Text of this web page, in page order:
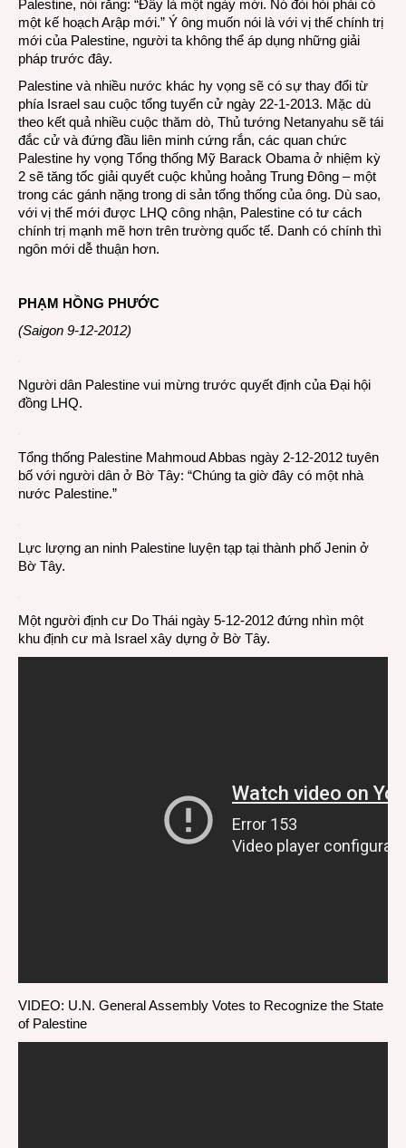
Palestine, nói rằng: “Đây là một ngày mới. Nó đòi hỏi phải có
một kế hoạch Arập mới.” Ý ông muốn nói là với vị thế chính trị
mới của Palestine, người ta không thể áp dụng những giải
pháp trước đây.
Palestine và nhiều nước khác hy vọng sẽ có sự thay đổi từ
phía Israel sau cuộc tổng tuyển cử ngày 22-1-2013. Mặc dù
theo kết quả nhiều cuộc thăm dò, Thủ tướng Netanyahu sẽ tái
đắc cử và đứng đầu liên minh cứng rắn, các quan chức
Palestine hy vọng Tổng thống Mỹ Barack Obama ở nhiệm kỳ
2 sẽ tăng tốc giải quyết cuộc khủng hoảng Trung Đông – một
trong các gánh nặng trong di sản tổng thống của ông. Dù sao,
với vị thế mới được LHQ công nhận, Palestine có tư cách
chính trị mạnh mẽ hơn trên trường quốc tế. Danh có chính thì
ngôn mới dễ thuận hơn.
PHẠM HỒNG PHƯỚC
(Saigon 9-12-2012)
Người dân Palestine vui mừng trước quyết định của Đại hội
đồng LHQ.
Tổng thống Palestine Mahmoud Abbas ngày 2-12-2012 tuyên
bố với người dân ở Bờ Tây: “Chúng ta giờ đây có một nhà
nước Palestine.”
Lực lượng an ninh Palestine luyện tạp tại thành phố Jenin ở
Bờ Tây.
Một người định cư Do Thái ngày 5-12-2012 đứng nhìn một
khu định cư mà Israel xây dựng ở Bờ Tây.
VIDEO: U.N. General Assembly Votes to Recognize the State
of Palestine